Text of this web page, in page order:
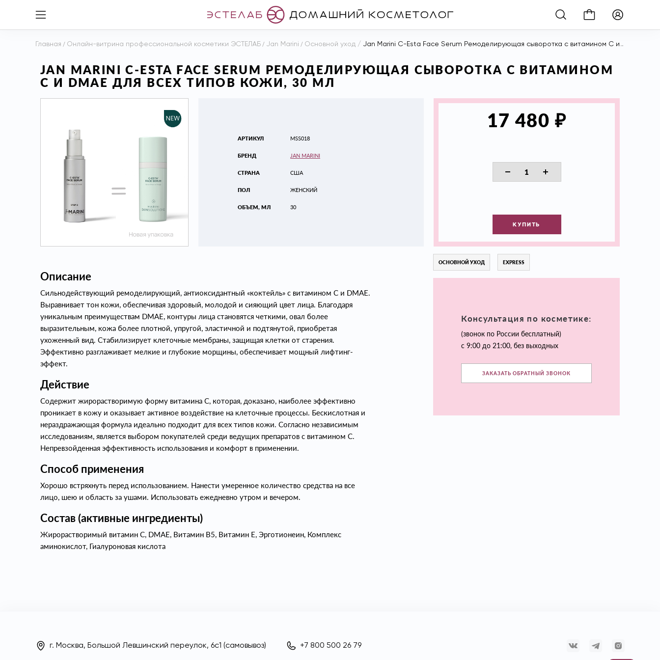
Главная / Онлайн-витрина профессиональной косметики ЭСТЕЛАБ / Jan Marini / Основной уход / Jan Marini C-Esta Face Serum Ремоделирующая сыворотка с витамином С и DMAE для всех типов кожи, 30 мл
JAN MARINI C-ESTA FACE SERUM РЕМОДЕЛИРУЮЩАЯ СЫВОРОТКА С ВИТАМИНОМ
С И DMAE ДЛЯ ВСЕХ ТИПОВ КОЖИ, 30 МЛ
АРТИКУЛ
БРЕНД
СТРАНА
ПОЛ
ОБЪЕМ, МЛ
MSS018
JAN MARINI
США
ЖЕНСКИЙ
30
17 480 ₽
КУПИТЬ
Описание
Сильнодействующий ремоделирующий, антиоксидантный «коктейль» с витамином C и DMAE.
Выравнивает тон кожи, обеспечивая здоровый, молодой и сияющий цвет лица. Благодаря
уникальным преимуществам DMAE, контуры лица становятся четкими, овал более
выразительным, кожа более плотной, упругой, эластичной и подтянутой, приобретая
ухоженный вид. Стабилизирует клеточные мембраны, защищая клетки от старения.
Эффективно разглаживает мелкие и глубокие морщины, обеспечивает мощный лифтинг-
эффект.
Действие
Содержит жирорастворимую форму витамина С, которая, доказано, наиболее эффективно
проникает в кожу и оказывает активное воздействие на клеточные процессы. Бескислотная и
нераздражающая формула идеально подходит для всех типов кожи. Согласно независимым
исследованиям, является выбором покупателей среди ведущих препаратов с витамином С.
Непревзойденная эффективность использования и комфорт в применении.
Способ применения
Хорошо встряхнуть перед использованием. Нанести умеренное количество средства на все
лицо, шею и область за ушами. Использовать ежедневно утром и вечером.
Состав (активные ингредиенты)
Жирорастворимый витамин С, DMAE, Витамин В5, Витамин Е, Эрготионеин, Комплекс
аминокислот, Гиалуроновая кислота
ОСНОВНОЙ УХОД EXPRESS
Консультация по косметике:
(звонок по России бесплатный)
с 9:00 до 21:00, без выходных
ЗАКАЗАТЬ ОБРАТНЫЙ ЗВОНОК
г. Москва, Большой Левшинский переулок, 6с1 (самовывоз) +7 800 500 26 79